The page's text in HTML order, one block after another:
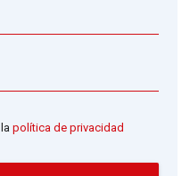
lapolítica de privacidad